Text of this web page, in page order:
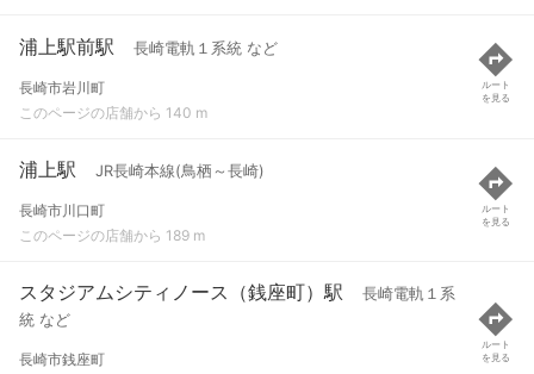
浦上駅前駅 長崎電軌１系統 など
長崎市岩川町
このページの店舗から 140 m
ルート
を見る
浦上駅 JR長崎本線(鳥栖～長崎)
長崎市川口町
このページの店舗から 189 m
ルート
を見る
スタジアムシティノース（銭座町）駅
長崎電軌１系
統 など
長崎市銭座町
ルート
を見る